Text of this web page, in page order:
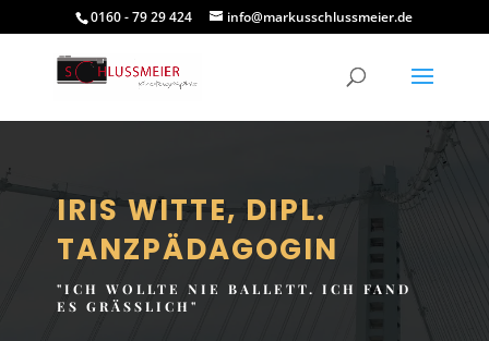
0160 - 79 29 424 info@markusschlussmeier.de
IRIS WITTE, DIPL.
TANZPÄDAGOGIN
"ICH WOLLTE NIE BALLETT. ICH FAND
ES GRÄSSLICH"